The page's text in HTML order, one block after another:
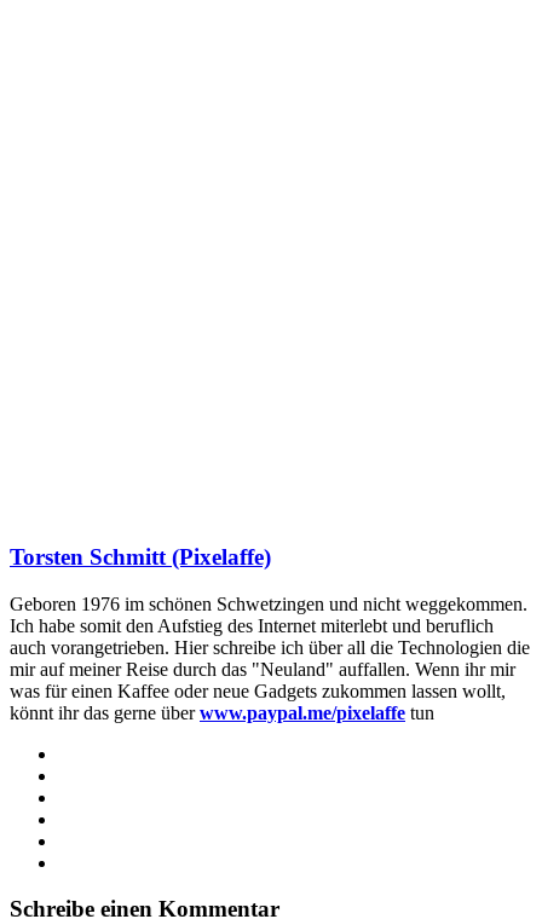
Torsten Schmitt (Pixelaffe)
Geboren 1976 im schönen Schwetzingen und nicht weggekommen.
Ich habe somit den Aufstieg des Internet miterlebt und beruflich
auch vorangetrieben. Hier schreibe ich über all die Technologien die
mir auf meiner Reise durch das "Neuland" auffallen. Wenn ihr mir
was für einen Kaffee oder neue Gadgets zukommen lassen wollt,
könnt ihr das gerne überwww.paypal.me/pixelaffe tun
Schreibe einen Kommentar